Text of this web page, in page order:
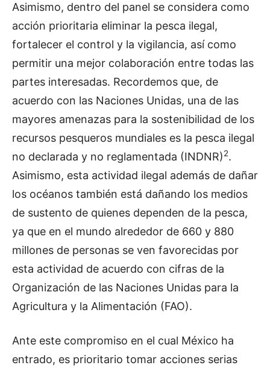
Asimismo, dentro del panel se considera como
acción prioritaria eliminar la pesca ilegal,
fortalecer el control y la vigilancia, así como
permitir una mejor colaboración entre todas las
partes interesadas. Recordemos que, de
acuerdo con las Naciones Unidas, una de las
mayores amenazas para la sostenibilidad de los
recursos pesqueros mundiales es la pesca ilegal
no declarada y no reglamentada (INDNR)2.
Asimismo, esta actividad ilegal además de dañar
los océanos también está dañando los medios
de sustento de quienes dependen de la pesca,
ya que en el mundo alrededor de 660 y 880
millones de personas se ven favorecidas por
esta actividad de acuerdo con cifras de la
Organización de las Naciones Unidas para la
Agricultura y la Alimentación (FAO).
Ante este compromiso en el cual México ha
entrado, es prioritario tomar acciones serias